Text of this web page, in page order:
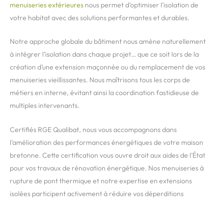
menuiseries extérieures nous permet d’optimiser l’isolation de
votre habitat avec des solutions performantes et durables.
Notre approche globale du bâtiment nous amène naturellement
à intégrer l’isolation dans chaque projet… que ce soit lors de la
création d’une extension maçonnée ou du remplacement de vos
menuiseries vieillissantes. Nous maîtrisons tous les corps de
métiers en interne, évitant ainsi la coordination fastidieuse de
multiples intervenants.
Certifiés RGE Qualibat, nous vous accompagnons dans
l’amélioration des performances énergétiques de votre maison
bretonne. Cette certification vous ouvre droit aux aides de l’État
pour vos travaux de rénovation énergétique. Nos menuiseries à
rupture de pont thermique et notre expertise en extensions
isolées participent activement à réduire vos déperditions